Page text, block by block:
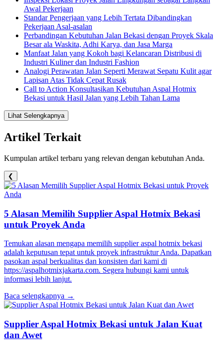
Awal Pekerjaan
Standar Pengerjaan yang Lebih Tertata Dibandingkan
Pekerjaan Asal-asalan
Perbandingan Kebutuhan Jalan Bekasi dengan Proyek Skala
Besar ala Waskita, Adhi Karya, dan Jasa Marga
Manfaat Jalan yang Kokoh bagi Kelancaran Distribusi di
Industri Kuliner dan Industri Fashion
Analogi Perawatan Jalan Seperti Merawat Sepatu Kulit agar
Lapisan Atas Tidak Cepat Rusak
Call to Action Konsultasikan Kebutuhan Aspal Hotmix
Bekasi untuk Hasil Jalan yang Lebih Tahan Lama
Lihat Selengkapnya
Artikel Terkait
Kumpulan artikel terbaru yang relevan dengan kebutuhan Anda.
❮
5 Alasan Memilih Supplier Aspal Hotmix Bekasi
untuk Proyek Anda
Temukan alasan mengapa memilih supplier aspal hotmix bekasi
adalah keputusan tepat untuk proyek infrastruktur Anda. Dapatkan
pasokan aspal berkualitas dan konsisten dari kami di
https://aspalhotmixjakarta.com. Segera hubungi kami untuk
informasi lebih lanjut.
Baca selengkapnya →
Supplier Aspal Hotmix Bekasi untuk Jalan Kuat
dan Awet